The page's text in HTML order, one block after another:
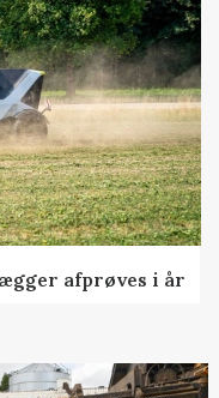
afprøves i år